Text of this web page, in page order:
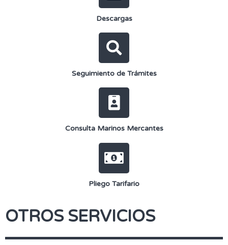
Descargas
Seguimiento de Trámites
Consulta Marinos Mercantes
Pliego Tarifario
OTROS SERVICIOS